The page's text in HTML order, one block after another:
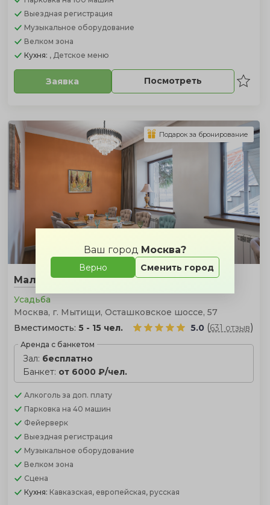
Ваш город Москва?
Верно Сменить город
Выездная регистрация
Музыкальное оборудование
Велком зона
Кухня: , Детское меню
Заявка Посмотреть
Малый зал
Усадьба
Москва, г. Мытищи, Осташковское шоссе, 57
Вместимость: 5 - 15 чел. 5.0 (631 отзыв)
Аренда с банкетом
Зал: бесплатно
Банкет: от 6000 ₽/чел.
Алкоголь за доп. плату
Парковка на 40 машин
Фейерверк
Выездная регистрация
Музыкальное оборудование
Велком зона
Сцена
Кухня: Кавказская, европейская, русская
Подарок за бронирование